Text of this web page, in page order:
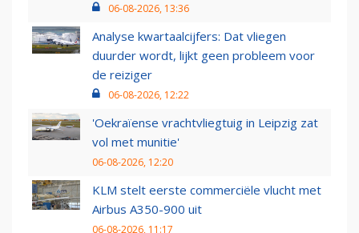
06-08-2026, 13:36
Analyse kwartaalcijfers: Dat vliegen
duurder wordt, lijkt geen probleem voor
de reiziger
06-08-2026, 12:22
'Oekraïense vrachtvliegtuig in Leipzig zat
vol met munitie'
06-08-2026, 12:20
KLM stelt eerste commerciële vlucht met
Airbus A350-900 uit
06-08-2026, 11:17